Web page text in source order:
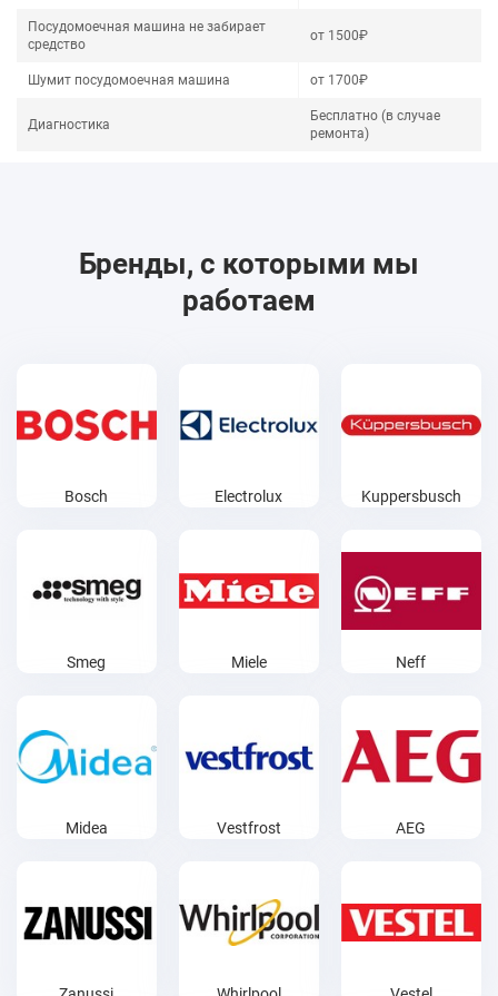
Посудомоечная машина не забирает
средство
от 1500₽
Шумит посудомоечная машина от 1700₽
Диагностика
Бесплатно (в случае
ремонта)
Бренды, с которыми мы
работаем
Bosch Electrolux Kuppersbusch
Smeg Miele Neff
Midea Vestfrost AEG